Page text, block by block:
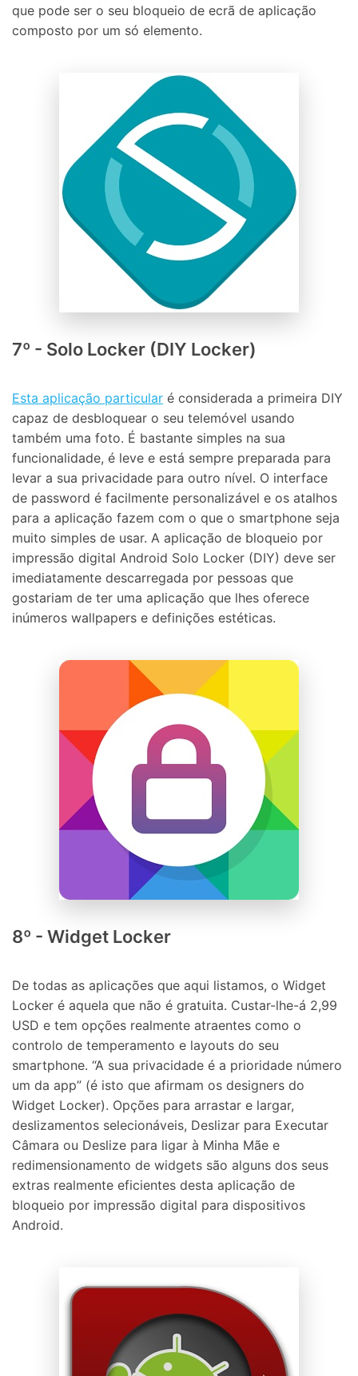
que pode ser o seu bloqueio de ecrã de aplicação
composto por um só elemento.
7º - Solo Locker (DIY Locker)
Esta aplicação particular é considerada a primeira DIY
capaz de desbloquear o seu telemóvel usando
também uma foto. É bastante simples na sua
funcionalidade, é leve e está sempre preparada para
levar a sua privacidade para outro nível. O interface
de password é facilmente personalizável e os atalhos
para a aplicação fazem com o que o smartphone seja
muito simples de usar. A aplicação de bloqueio por
impressão digital Android Solo Locker (DIY) deve ser
imediatamente descarregada por pessoas que
gostariam de ter uma aplicação que lhes oferece
inúmeros wallpapers e definições estéticas.
8º - Widget Locker
De todas as aplicações que aqui listamos, o Widget
Locker é aquela que não é gratuita. Custar-lhe-á 2,99
USD e tem opções realmente atraentes como o
controlo de temperamento e layouts do seu
smartphone. “A sua privacidade é a prioridade número
um da app” (é isto que afirmam os designers do
Widget Locker). Opções para arrastar e largar,
deslizamentos selecionáveis, Deslizar para Executar
Câmara ou Deslize para ligar à Minha Mãe e
redimensionamento de widgets são alguns dos seus
extras realmente eficientes desta aplicação de
bloqueio por impressão digital para dispositivos
Android.